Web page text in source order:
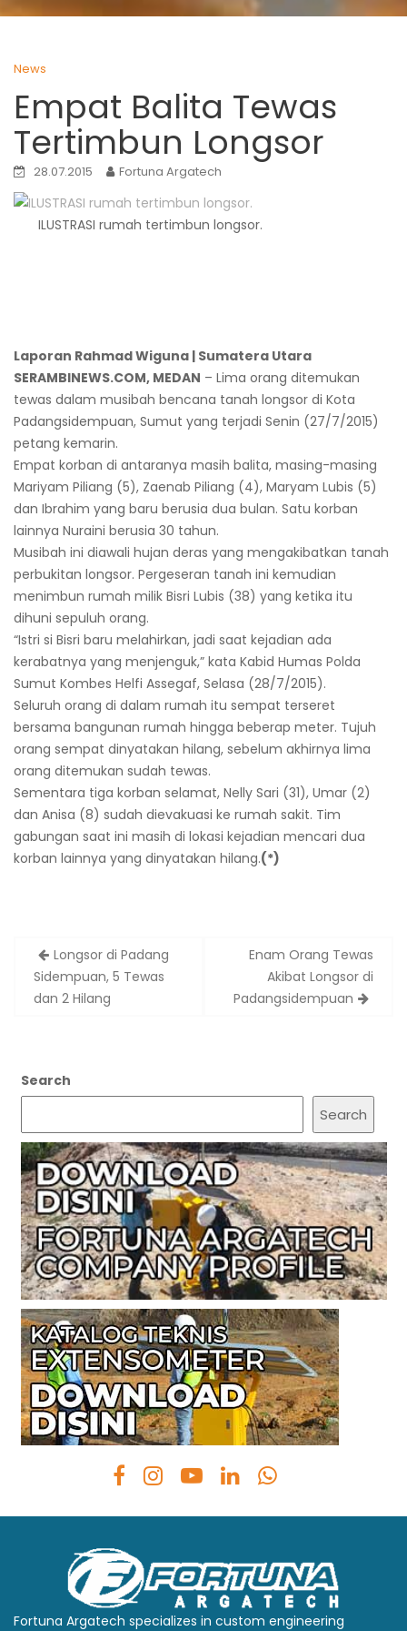
News
Empat Balita Tewas
Tertimbun Longsor
28.07.2015 Fortuna Argatech
ILUSTRASI rumah tertimbun longsor.
Laporan Rahmad Wiguna | Sumatera Utara
SERAMBINEWS.COM, MEDAN – Lima orang ditemukan
tewas dalam musibah bencana tanah longsor di Kota
Padangsidempuan, Sumut yang terjadi Senin (27/7/2015)
petang kemarin.
Empat korban di antaranya masih balita, masing-masing
Mariyam Piliang (5), Zaenab Piliang (4), Maryam Lubis (5)
dan Ibrahim yang baru berusia dua bulan. Satu korban
lainnya Nuraini berusia 30 tahun.
Musibah ini diawali hujan deras yang mengakibatkan tanah
perbukitan longsor. Pergeseran tanah ini kemudian
menimbun rumah milik Bisri Lubis (38) yang ketika itu
dihuni sepuluh orang.
“Istri si Bisri baru melahirkan, jadi saat kejadian ada
kerabatnya yang menjenguk,” kata Kabid Humas Polda
Sumut Kombes Helfi Assegaf, Selasa (28/7/2015).
Seluruh orang di dalam rumah itu sempat terseret
bersama bangunan rumah hingga beberap meter. Tujuh
orang sempat dinyatakan hilang, sebelum akhirnya lima
orang ditemukan sudah tewas.
Sementara tiga korban selamat, Nelly Sari (31), Umar (2)
dan Anisa (8) sudah dievakuasi ke rumah sakit. Tim
gabungan saat ini masih di lokasi kejadian mencari dua
korban lainnya yang dinyatakan hilang.(*)
Post
navigation
Longsor di Padang
Sidempuan, 5 Tewas
dan 2 Hilang
Enam Orang Tewas
Akibat Longsor di
Padangsidempuan
Search
Search
Fortuna Argatech specializes in custom engineering